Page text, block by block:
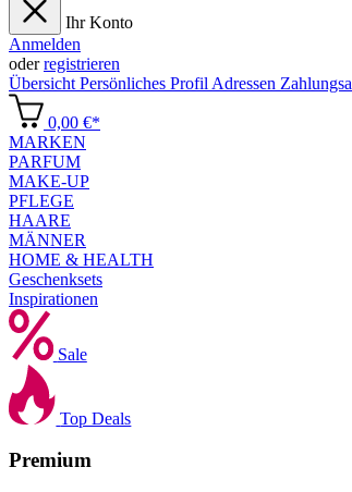
Ihr Konto
Anmelden
oderregistrieren
Übersicht Persönliches Profil Adressen
0,00 €*
MARKEN
PARFUM
MAKE-UP
PFLEGE
HAARE
MÄNNER
HOME & HEALTH
Geschenksets
Inspirationen
Sale
Top Deals
Premium